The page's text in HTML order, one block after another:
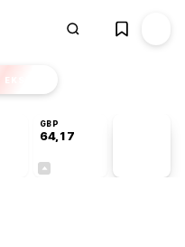
EKSTRA
GBP
64,17